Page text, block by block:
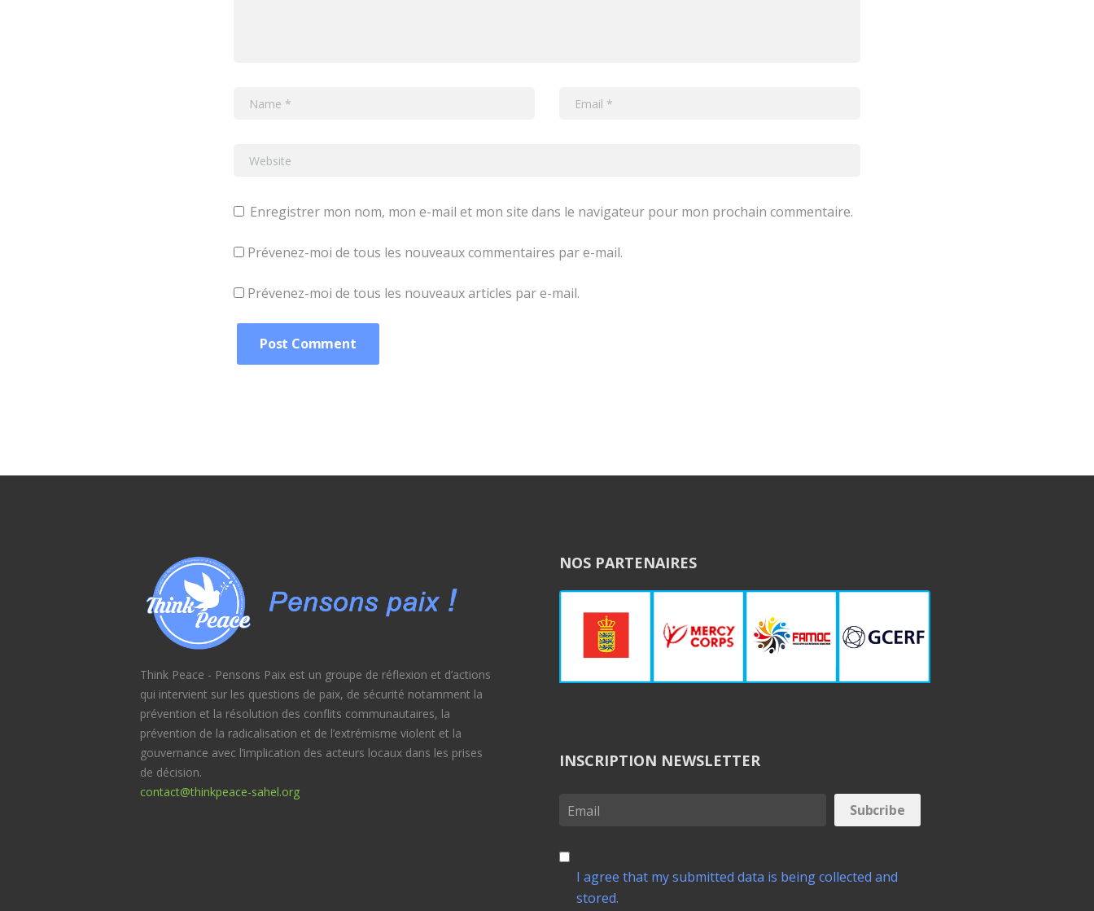
Enregistrer mon nom, mon e-mail et mon site dans le navigateur pour mon prochain commentaire.
Prévenez-moi de tous les nouveaux commentaires par e-mail.
Prévenez-moi de tous les nouveaux articles par e-mail.
Think Peace - Pensons Paix est un groupe de réflexion et d’actions
qui intervient sur les questions de paix, de sécurité notamment la
prévention et la résolution des conflits communautaires, la
prévention de la radicalisation et de l’extrémisme violent et la
gouvernance avec l’implication des acteurs locaux dans les prises
de décision.
contact@thinkpeace-sahel.org
NOS PARTENAIRES
INSCRIPTION NEWSLETTER
I agree that my submitted data is being collected and
stored.